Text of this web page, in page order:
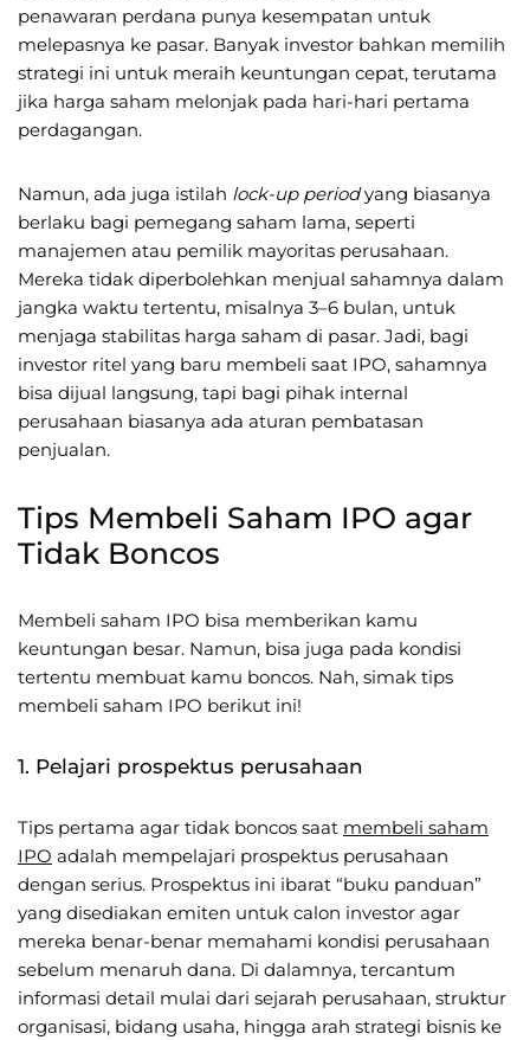
penawaran perdana punya kesempatan untuk
melepasnya ke pasar. Banyak investor bahkan memilih
strategi ini untuk meraih keuntungan cepat, terutama
jika harga saham melonjak pada hari-hari pertama
perdagangan.
Namun, ada juga istilah lock-up periodyang biasanya
berlaku bagi pemegang saham lama, seperti
manajemen atau pemilik mayoritas perusahaan.
Mereka tidak diperbolehkan menjual sahamnya dalam
jangka waktu tertentu, misalnya 3–6 bulan, untuk
menjaga stabilitas harga saham di pasar. Jadi, bagi
investor ritel yang baru membeli saat IPO, sahamnya
bisa dijual langsung, tapi bagi pihak internal
perusahaan biasanya ada aturan pembatasan
penjualan.
Tips Membeli Saham IPO agar
Tidak Boncos
Membeli saham IPO bisa memberikan kamu
keuntungan besar. Namun, bisa juga pada kondisi
tertentu membuat kamu boncos. Nah, simak tips
membeli saham IPO berikut ini!
1. Pelajari prospektus perusahaan
Tips pertama agar tidak boncos saat membeli saham
IPO adalah mempelajari prospektus perusahaan
dengan serius. Prospektus ini ibarat “buku panduan”
yang disediakan emiten untuk calon investor agar
mereka benar-benar memahami kondisi perusahaan
sebelum menaruh dana. Di dalamnya, tercantum
informasi detail mulai dari sejarah perusahaan, struktur
organisasi, bidang usaha, hingga arah strategi bisnis ke